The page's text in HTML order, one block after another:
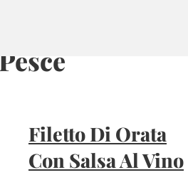
Pesce
Filetto Di Orata
Con Salsa Al Vino